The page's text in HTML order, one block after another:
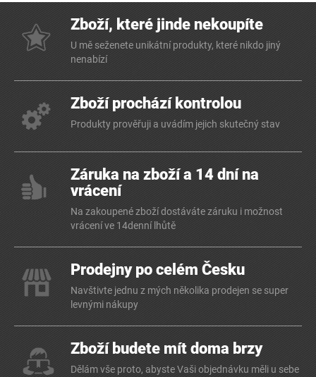
Zboží, které jinde nekoupíte
U mě seženete unikátní produkty, které nikdo jiný
nenabízí
Zboží prochází kontrolou
Produkty prověřuji a uvádím jejich skutečný stav
Záruka na zboží a 14 dní na
vrácení
Na zakoupené zboží dostáváte záruku i možnost
vrácení ve 14denní lhůtě
Prodejny po celém Česku
Navštivte jednu z mých několika prodejen se super
levnými nákupy
Zboží budete mít doma brzy
Dělám vše proto, abyste Vaši objednávku měli u sebe